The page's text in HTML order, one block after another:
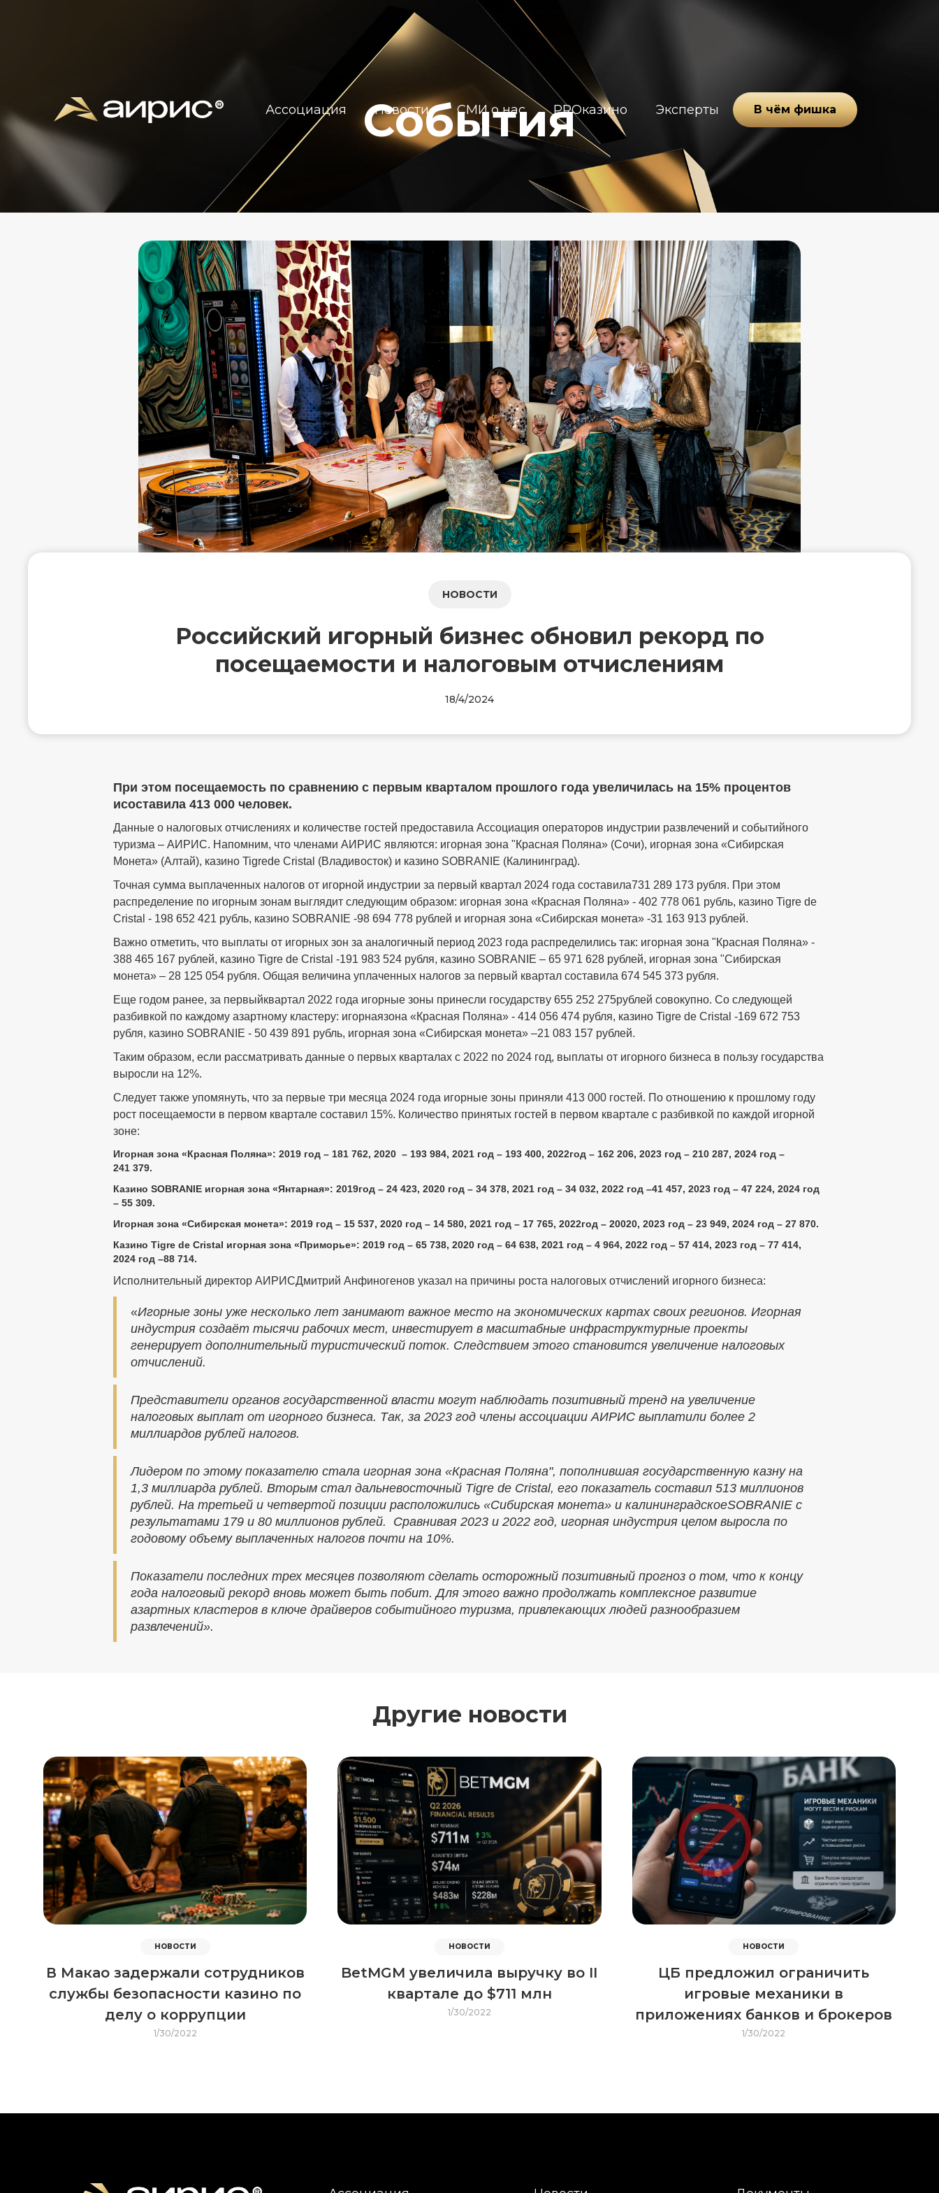
Ассоциация Новости СМИ о нас PROказино Эксперты В чём фишка
События
НОВОСТИ
Российский игорный бизнес обновил рекорд по
посещаемости и налоговым отчислениям
18/4/2024
При этом посещаемость по сравнению с первым кварталом прошлого года увеличилась на 15% процентов
исоставила 413 000 человек.
Данные о налоговых отчислениях и количестве гостей предоставила Ассоциация операторов индустрии развлечений и событийного
туризма – АИРИС. Напомним, что членами АИРИС являются: игорная зона "Красная Поляна» (Сочи), игорная зона «Сибирская
Монета» (Алтай), казино Tigrede Cristal (Владивосток) и казино SOBRANIE (Калининград).
Точная сумма выплаченных налогов от игорной индустрии за первый квартал 2024 года составила731 289 173 рубля. При этом
распределение по игорным зонам выглядит следующим образом: игорная зона «Красная Поляна» - 402 778 061 рубль, казино Tigre de
Cristal - 198 652 421 рубль, казино SOBRANIE -98 694 778 рублей и игорная зона «Сибирская монета» -31 163 913 рублей.
Важно отметить, что выплаты от игорных зон за аналогичный период 2023 года распределились так: игорная зона "Красная Поляна» -
388 465 167 рублей, казино Tigre de Cristal -191 983 524 рубля, казино SOBRANIE – 65 971 628 рублей, игорная зона "Сибирская
монета» – 28 125 054 рубля. Общая величина уплаченных налогов за первый квартал составила 674 545 373 рубля.
Еще годом ранее, за первыйквартал 2022 года игорные зоны принесли государству 655 252 275рублей совокупно. Со следующей
разбивкой по каждому азартному кластеру: игорнаязона «Красная Поляна» - 414 056 474 рубля, казино Tigre de Cristal -169 672 753
рубля, казино SOBRANIE - 50 439 891 рубль, игорная зона «Сибирская монета» –21 083 157 рублей.
Таким образом, если рассматривать данные о первых кварталах с 2022 по 2024 год, выплаты от игорного бизнеса в пользу государства
выросли на 12%.
Следует также упомянуть, что за первые три месяца 2024 года игорные зоны приняли 413 000 гостей. По отношению к прошлому году
рост посещаемости в первом квартале составил 15%. Количество принятых гостей в первом квартале с разбивкой по каждой игорной
зоне:
Игорная зона «Красная Поляна»: 2019 год – 181 762, 2020 – 193 984, 2021 год – 193 400, 2022год – 162 206, 2023 год – 210 287, 2024 год –
241 379.
Казино SOBRANIE игорная зона «Янтарная»: 2019год – 24 423, 2020 год – 34 378, 2021 год – 34 032, 2022 год –41 457, 2023 год – 47 224, 2024 год
– 55 309.
Игорная зона «Сибирская монета»: 2019 год – 15 537, 2020 год – 14 580, 2021 год – 17 765, 2022год – 20020, 2023 год – 23 949, 2024 год – 27 870.
Казино Tigre de Cristal игорная зона «Приморье»: 2019 год – 65 738, 2020 год – 64 638, 2021 год – 4 964, 2022 год – 57 414, 2023 год – 77 414,
2024 год –88 714.
Исполнительный директор АИРИСДмитрий Анфиногенов указал на причины роста налоговых отчислений игорного бизнеса:
«Игорные зоны уже несколько лет занимают важное место на экономических картах своих регионов. Игорная
индустрия создаёт тысячи рабочих мест, инвестирует в масштабные инфраструктурные проекты
генерирует дополнительный туристический поток. Следствием этого становится увеличение налоговых
отчислений.
Представители органов государственной власти могут наблюдать позитивный тренд на увеличение
налоговых выплат от игорного бизнеса. Так, за 2023 год члены ассоциации АИРИС выплатили более 2
миллиардов рублей налогов.
Лидером по этому показателю стала игорная зона «Красная Поляна", пополнившая государственную казну на
1,3 миллиарда рублей. Вторым стал дальневосточный Tigre de Cristal, его показатель составил 513 миллионов
рублей. На третьей и четвертой позиции расположились «Сибирская монета» и калининградскоеSOBRANIE c
результатами 179 и 80 миллионов рублей. Сравнивая 2023 и 2022 год, игорная индустрия целом выросла по
годовому объему выплаченных налогов почти на 10%.
Показатели последних трех месяцев позволяют сделать осторожный позитивный прогноз о том, что к концу
года налоговый рекорд вновь может быть побит. Для этого важно продолжать комплексное развитие
азартных кластеров в ключе драйверов событийного туризма, привлекающих людей разнообразием
развлечений».
Другие новости
НОВОСТИ
В Макао задержали сотрудников
службы безопасности казино по
делу о коррупции
1/30/2022
НОВОСТИ
BetMGM увеличила выручку во II
квартале до $711 млн
1/30/2022
НОВОСТИ
ЦБ предложил ограничить
игровые механики в
приложениях банков и брокеров
1/30/2022